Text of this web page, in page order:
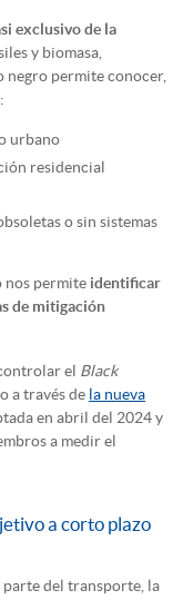
exclusivo de la
y biomasa,
negro permite conocer,
urbano
residencial
o sin sistemas
nos permite identificar
de mitigación
el Black
a través de la nueva
en abril del 2024 y
a medir el
a corto plazo
parte del transporte, la